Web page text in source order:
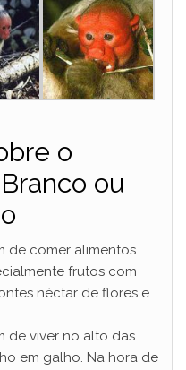
o
ou
de comer alimentos
frutos com
néctar de flores e
de viver no alto das
em galho. Na hora de